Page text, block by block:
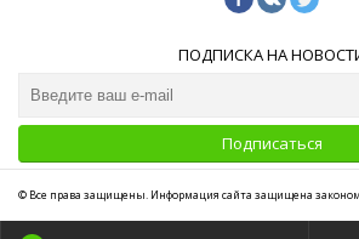
ПОДПИСКА НА
Подписаться
© Все права защищены. Информация сайта защищена законом